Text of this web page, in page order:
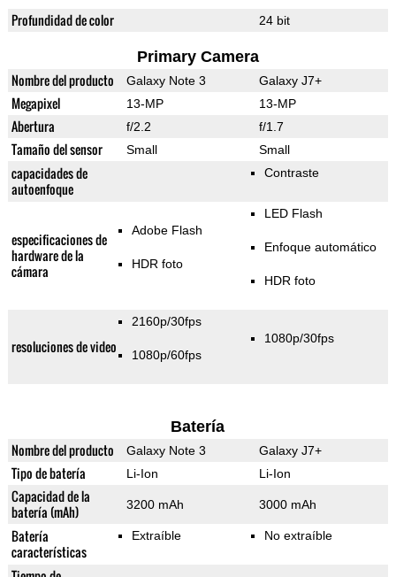
Profundidad de color 24 bit
Primary Camera
Nombre del producto Galaxy Note 3 Galaxy J7+
Megapixel 13-MP 13-MP
Abertura f/2.2 f/1.7
Tamaño del sensor Small Small
capacidades de
autoenfoque
Contraste
especificaciones de
hardware de la
cámara
Adobe Flash
HDR foto
LED Flash
Enfoque automático
HDR foto
resoluciones de video
2160p/30fps
1080p/60fps
1080p/30fps
Batería
Nombre del producto Galaxy Note 3 Galaxy J7+
Tipo de batería Li-Ion Li-Ion
Capacidad de la
batería (mAh)
3200 mAh 3000 mAh
Batería
características
Extraíble No extraíble